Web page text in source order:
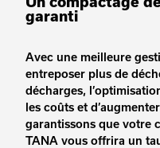
garanti
Avec une meilleure
entreposer plus de
décharges,
les coûts et
garantissons que votre
TANA vous offrira un